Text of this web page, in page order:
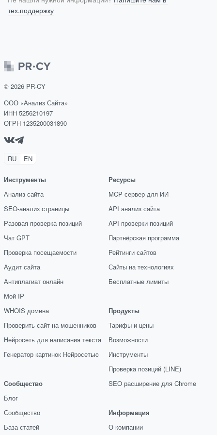
тех.поддержку
© 2026 PR-CY
ООО «Анализ Сайта»
ИНН 5256210197
ОГРН 1235200031890
RU EN
Инструменты
Анализ сайта
SEO-анализ страницы
Разовая проверка позиций
Чат GPT
Проверка посещаемости
Аудит сайта
Антиплагиат онлайн
Мой IP
WHOIS домена
Проверить сайт на мошенников
Нейросеть для написания текста
Генератор картинок Нейросетью
Сообщество
Блог
Сообщество
База статей
Ресурсы
MCP сервер для ИИ
API анализ сайта
API проверки позиций
Партнёрская программа
Рейтинги сайтов
Сайты на технологиях
Бесплатные лимиты
Продукты
Тарифы и цены
Возможности
Инструменты
Проверка позиций (LINE)
SEO расширение для Chrome
Информация
О компании